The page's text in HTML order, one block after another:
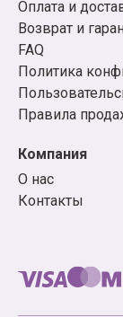
Оплата и
Возврат и
FAQ
Политика
Правила
Компания
О нас
Контакты